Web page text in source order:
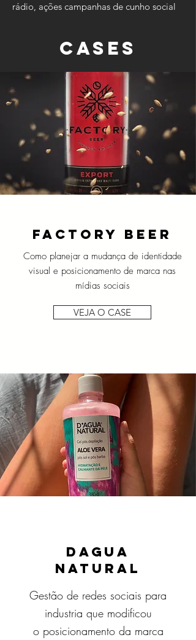
rádio, ações campanhas de cunho social
cases
FACTORY BEER
Como planejar a mudança de identidade
visual e posicionamento de marca nas
mídias sociais
VEJA O CASE
Dagua
Natural
Gestão de redes sociais para
industria que modificou
o posicionamento da marca